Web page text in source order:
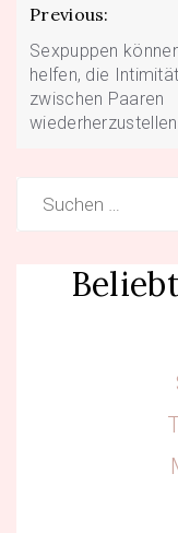
Previous:
Sexpuppen
helfen, die Intimität
zwischen Paaren
wiederherzustellen
nach: